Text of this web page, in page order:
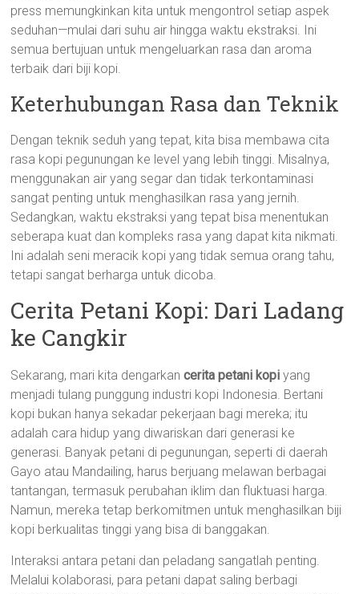
press memungkinkan kita untuk mengontrol setiap aspek
seduhan—mulai dari suhu air hingga waktu ekstraksi. Ini
semua bertujuan untuk mengeluarkan rasa dan aroma
terbaik dari biji kopi.
Keterhubungan Rasa dan Teknik
Dengan teknik seduh yang tepat, kita bisa membawa cita
rasa kopi pegunungan ke level yang lebih tinggi. Misalnya,
menggunakan air yang segar dan tidak terkontaminasi
sangat penting untuk menghasilkan rasa yang jernih.
Sedangkan, waktu ekstraksi yang tepat bisa menentukan
seberapa kuat dan kompleks rasa yang dapat kita nikmati.
Ini adalah seni meracik kopi yang tidak semua orang tahu,
tetapi sangat berharga untuk dicoba.
Cerita Petani Kopi: Dari Ladang
ke Cangkir
Sekarang, mari kita dengarkancerita petani kopi yang
menjadi tulang punggung industri kopi Indonesia. Bertani
kopi bukan hanya sekadar pekerjaan bagi mereka; itu
adalah cara hidup yang diwariskan dari generasi ke
generasi. Banyak petani di pegunungan, seperti di daerah
Gayo atau Mandailing, harus berjuang melawan berbagai
tantangan, termasuk perubahan iklim dan fluktuasi harga.
Namun, mereka tetap berkomitmen untuk menghasilkan biji
kopi berkualitas tinggi yang bisa di banggakan.
Interaksi antara petani dan peladang sangatlah penting.
Melalui kolaborasi, para petani dapat saling berbagi